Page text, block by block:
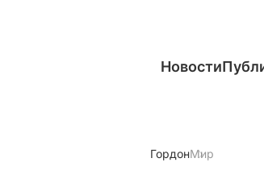
Новости
ГордонМир